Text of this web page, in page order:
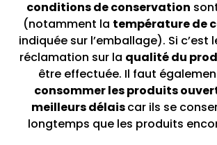
conditions de conservation
(notamment la température de
indiquée sur l’emballage). Si c’est
réclamation sur la qualité du
être effectuée. Il faut
consommer les produits
meilleurs délaiscar ils se
longtemps que les produits